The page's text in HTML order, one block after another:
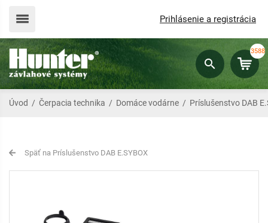
Prihlásenie a registrácia
3588
Úvod / Čerpacia technika / Domáce vodárne / Príslušenstvo DAB
Späť na Príslušenstvo DAB E.SYBOX